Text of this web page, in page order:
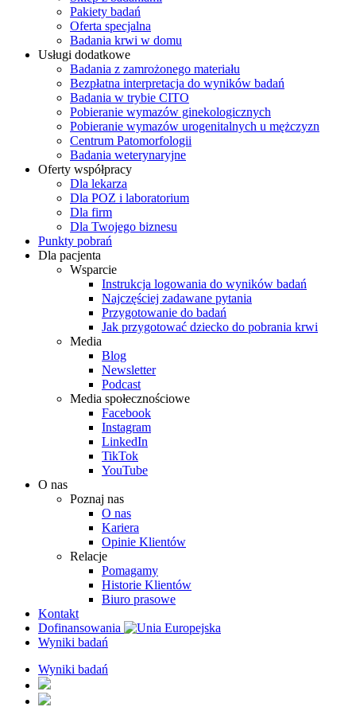
Pakiety badań
Oferta specjalna
Badania krwi w domu
Usługi dodatkowe
Badania z zamrożonego materiału
Bezpłatna interpretacja do wyników badań
Badania w trybie CITO
Pobieranie wymazów ginekologicznych
Pobieranie wymazów urogenitalnych u mężczyzn
Centrum Patomorfologii
Badania weterynaryjne
Oferty współpracy
Dla lekarza
Dla POZ i laboratorium
Dla firm
Dla Twojego biznesu
Punkty pobrań
Dla pacjenta
Wsparcie
Instrukcja logowania do wyników badań
Najczęściej zadawane pytania
Przygotowanie do badań
Jak przygotować dziecko do pobrania krwi
Media
Blog
Newsletter
Podcast
Media społecznościowe
Facebook
Instagram
LinkedIn
TikTok
YouTube
O nas
Poznaj nas
O nas
Kariera
Opinie Klientów
Relacje
Pomagamy
Historie Klientów
Biuro prasowe
Kontakt
Dofinansowania
Wyniki badań
Wyniki badań